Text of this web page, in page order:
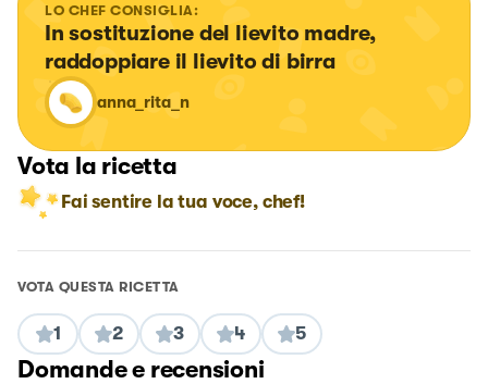
LO CHEF CONSIGLIA:
In sostituzione del lievito madre,
raddoppiare il lievito di birra
anna_rita_n
Vota la ricetta
Fai sentire la tua voce, chef!
VOTA QUESTA RICETTA
1 2 3 4 5
Domande e recensioni